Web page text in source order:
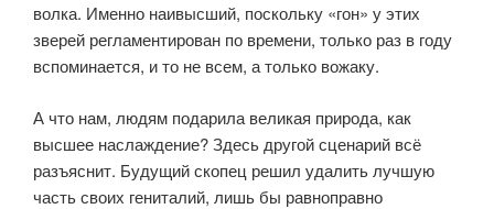
волка. Именно наивысший, поскольку «гон» у этих
зверей регламентирован по времени, только раз в году
вспоминается, и то не всем, а только вожаку.
А что нам, людям подарила великая природа, как
высшее наслаждение? Здесь другой сценарий всё
разъяснит. Будущий скопец решил удалить лучшую
часть своих гениталий, лишь бы равноправно